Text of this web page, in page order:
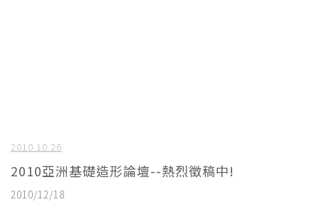
2010.10.26
2010亞洲基礎造形論壇--熱烈徵稿中!
2010/12/18